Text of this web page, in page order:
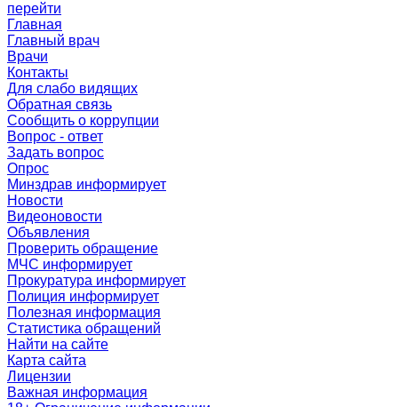
перейти
Главная
Главный врач
Врачи
Контакты
Для слабо видящих
Обратная связь
Сообщить о коррупции
Вопрос - ответ
Задать вопрос
Опрос
Минздрав информирует
Новости
Видеоновости
Объявления
Проверить обращение
МЧС информирует
Прокуратура информирует
Полиция информирует
Полезная информация
Статистика обращений
Найти на сайте
Карта сайта
Лицензии
Важная информация